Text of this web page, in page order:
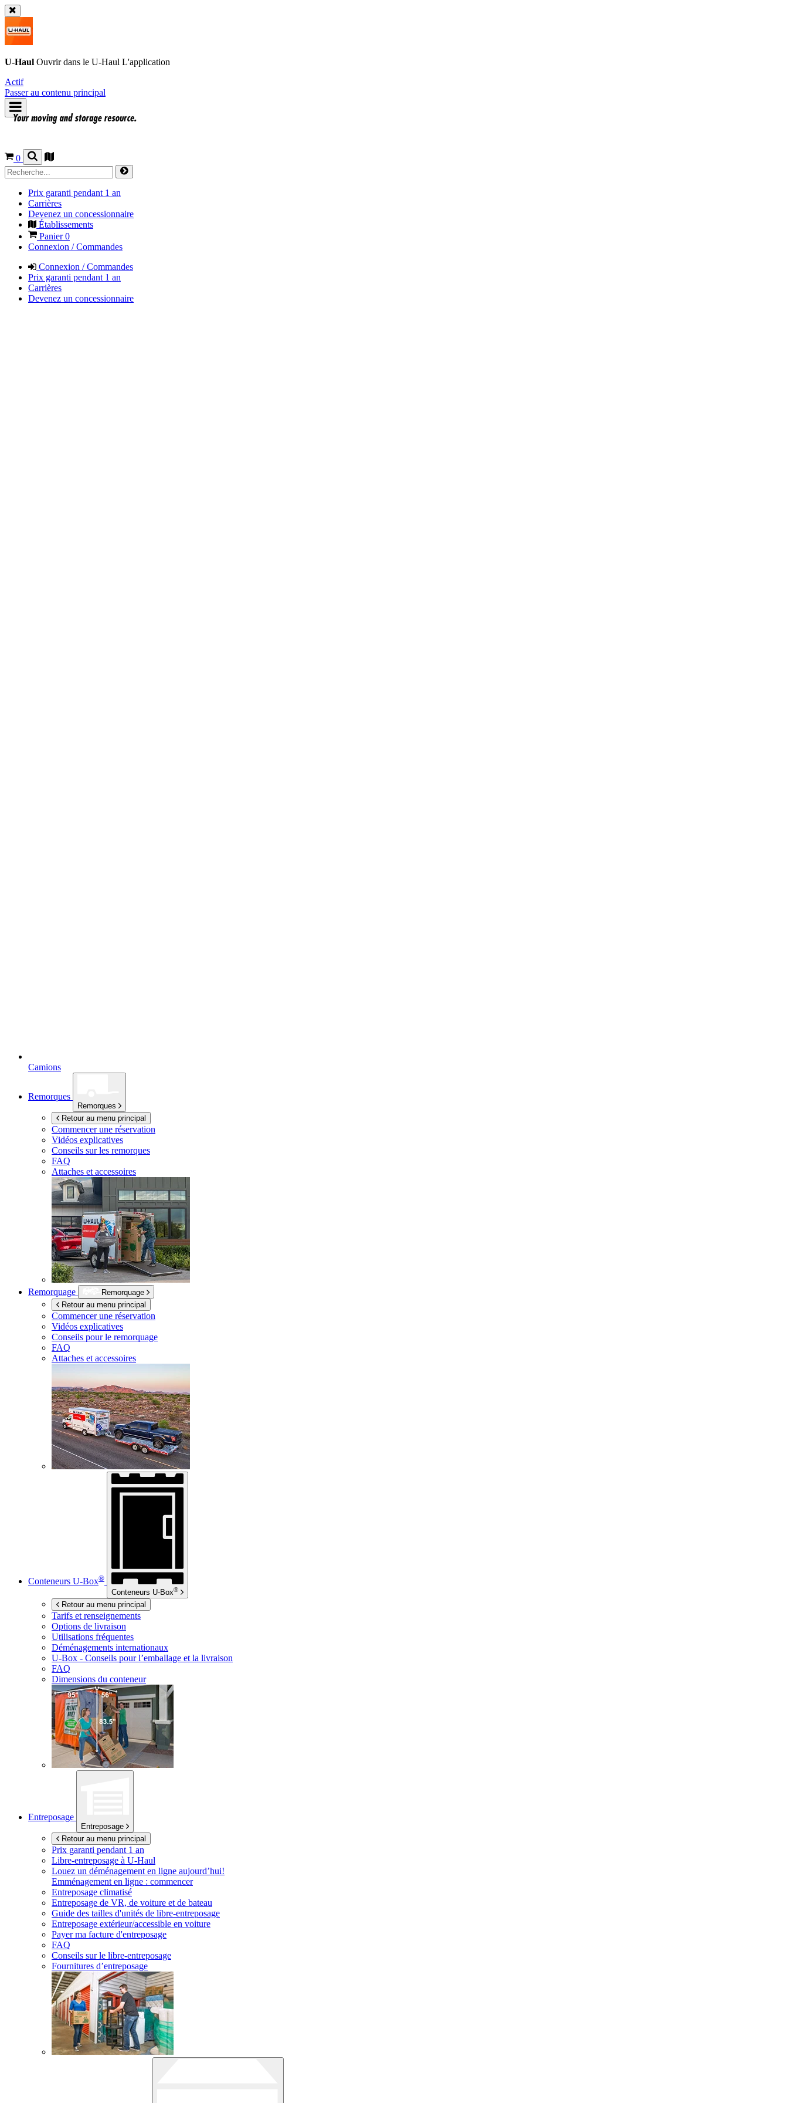
U-Haul Ouvrir dans le U-Haul L'application
Actif
Passer au contenu principal
0
Prix garanti pendant 1 an
Carrières
Devenez un concessionnaire
Établissements
Panier0
Connexion / Commandes
Connexion / Commandes
Prix garanti pendant 1 an
Carrières
Devenez un concessionnaire
Camions
Remorques
Remorques
Retour au menu principal
Commencer une réservation
Vidéos explicatives
Conseils sur les remorques
FAQ
Attaches et accessoires
Remorquage
Remorquage
Retour au menu principal
Commencer une réservation
Vidéos explicatives
Conseils pour le remorquage
FAQ
Attaches et accessoires
Conteneurs U-Box®
Conteneurs U-Box®
Retour au menu principal
Tarifs et renseignements
Options de livraison
Utilisations fréquentes
Déménagements internationaux
U-Box - Conseils pour l’emballage et la livraison
FAQ
Dimensions du conteneur
Entreposage
Entreposage
Retour au menu principal
Prix garanti pendant 1 an
Libre-entreposage à U-Haul
Louez un déménagement en ligne aujourd’hui!
Emménagement en ligne : commencer
Entreposage climatisé
Entreposage de VR, de voiture et de bateau
Guide des tailles d'unités de libre-entreposage
Entreposage extérieur/accessible en voiture
Payer ma facture d'entreposage
FAQ
Conseils sur le libre-entreposage
Fournitures d’entreposage